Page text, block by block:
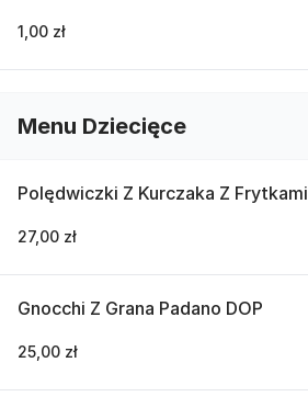
1,00 zł
Menu Dziecięce
Polędwiczki Z Kurczaka Z Frytkami
27,00 zł
Gnocchi Z Grana Padano DOP
25,00 zł